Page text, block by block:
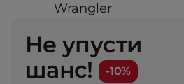
Wrangler
Не упусти
шанс! -10%